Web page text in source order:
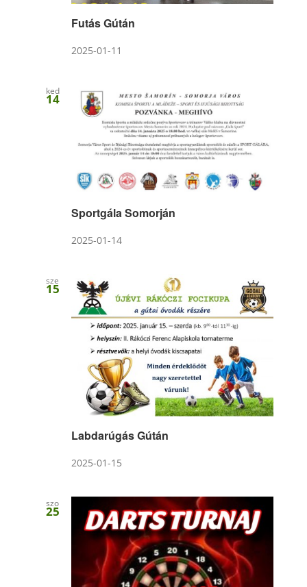
Futás Gútán
2025-01-11
ked
14
Sportgála Somorján
2025-01-14
sze
15
Labdarúgás Gútán
2025-01-15
szo
25